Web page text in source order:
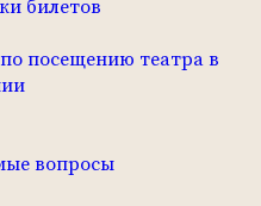
билетов
посещению театра в
вопросы